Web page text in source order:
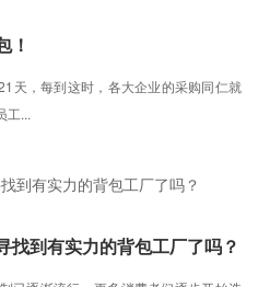
！
天，每到这时，各大企业的采购同仁就
工...
找到有实力的背包工厂了吗？